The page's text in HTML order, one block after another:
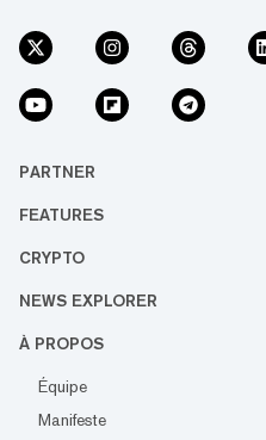
PARTNER
FEATURES
CRYPTO
NEWS EXPLORER
À PROPOS
Équipe
Manifeste